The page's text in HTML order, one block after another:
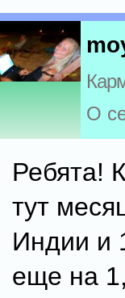
О
Ребята!
тут
Индии и
еще на